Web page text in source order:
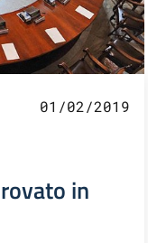
01/02/2019
in